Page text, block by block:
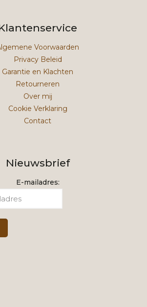
Voorwaarden
Privacy Beleid
Garantie en Klachten
Retourneren
Over mij
Cookie Verklaring
Contact
Nieuwsbrief
E-mailadres: